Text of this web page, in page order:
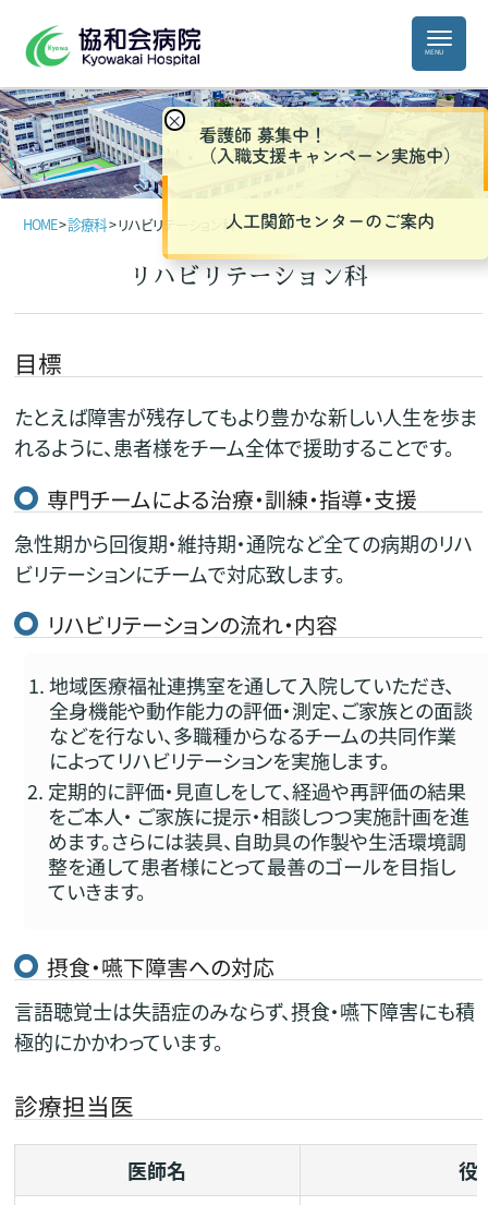
HOME>診療科>リハビリテーション科
リハビリテーション科
目標
たとえば障害が残存してもより豊かな新しい人生を歩ま
れるように、患者様をチーム全体で援助することです。
専門チームによる治療・訓練・指導・支援
急性期から回復期・維持期・通院など全ての病期のリハ
ビリテーションにチームで対応致します。
リハビリテーションの流れ・内容
地域医療福祉連携室を通して入院していただき、
全身機能や動作能力の評価・測定、ご家族との面談
などを行ない、多職種からなるチームの共同作業
によってリハビリテーションを実施します。
定期的に評価・見直しをして、経過や再評価の結果
をご本人・ ご家族に提示・相談しつつ実施計画を進
めます。さらには装具、自助具の作製や生活環境調
整を通して患者様にとって最善のゴールを目指し
ていきます。
摂食・嚥下障害への対応
言語聴覚士は失語症のみならず、摂食・嚥下障害にも積
極的にかかわっています。
診療担当医
医師名
役
×
看護師 募集中！
（入職支援キャンペーン実施中）
人工関節センターのご案内